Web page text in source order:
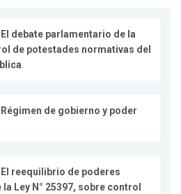
El debate parlamentario de la
de potestades normativas del
.
Régimen de gobierno y poder
El reequilibrio de poderes
Ley N° 25397, sobre control